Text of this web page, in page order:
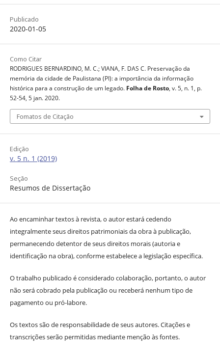
Publicado
2020-01-05
Como Citar
RODRIGUES BERNARDINO, M. C.; VIANA, F. DAS C. Preservação da
memória da cidade de Paulistana (PI): a importância da informação
histórica para a construção de um legado. Folha de Rosto, v. 5, n. 1, p.
52-54, 5 jan. 2020.
Fomatos de Citação
Edição
v. 5 n. 1 (2019)
Seção
Resumos de Dissertação
Ao encaminhar textos à revista, o autor estará cedendo
integralmente seus direitos patrimoniais da obra à publicação,
permanecendo detentor de seus direitos morais (autoria e
identificação na obra), conforme estabelece a legislação específica.
O trabalho publicado é considerado colaboração, portanto, o autor
não será cobrado pela publicação ou receberá nenhum tipo de
pagamento ou pró-labore.
Os textos são de responsabilidade de seus autores. Citações e
transcrições serão permitidas mediante menção às fontes.